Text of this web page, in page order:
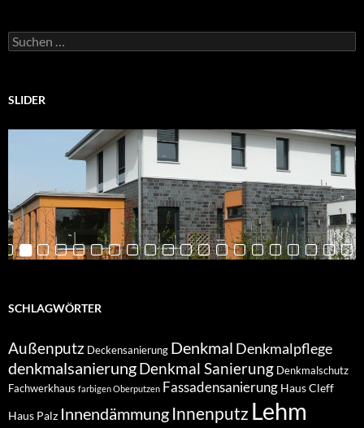
Suchen
nach:
SLIDER
SCHLAGWÖRTER
Außenputz Deckensanierung Denkmal Denkmalpflege
denkmalsanierungDenkmal Sanierung Denkmalschutz
Fachwerkhaus farbigen Oberputzen Fassadensanierung Haus Cleff
Haus Palz Innendämmung Innenputz Lehm